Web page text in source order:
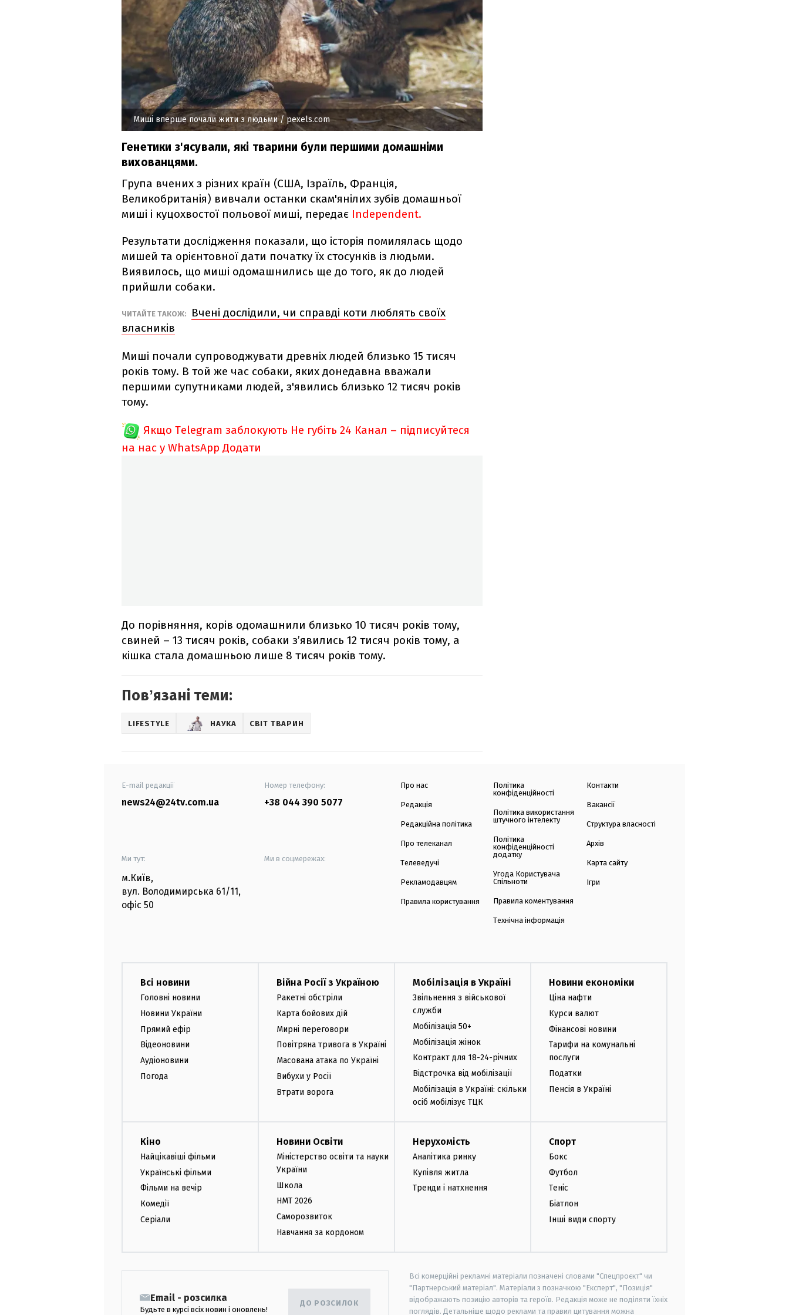
Миші вперше почали жити з людьми/ pexels.com
Генетики з'ясували, які тварини були першими домашніми
вихованцями.
Група вчених з різних країн (США, Ізраїль, Франція,
Великобританія) вивчали останки скам'янілих зубів домашньої
миші і куцохвостої польової миші, передає Іndependent.
Результати дослідження показали, що історія помилялась щодо
мишей та орієнтовної дати початку їх стосунків із людьми.
Виявилось, що миші одомашнились ще до того, як до людей
прийшли собаки.
ЧИТАЙТЕ ТАКОЖ:
Вчені дослідили, чи справді коти люблять своїх
власників
Миші почали супроводжувати древніх людей близько 15 тисяч
років тому. В той же час собаки, яких донедавна вважали
першими супутниками людей, з'явились близько 12 тисяч років
тому.
Якщо Telegram заблокують Не губіть 24 Канал – підписуйтеся
на нас у WhatsApp Додати
До порівняння, корів одомашнили близько 10 тисяч років тому,
свиней – 13 тисяч років, собаки з’явились 12 тисяч років тому, а
кішка стала домашньою лише 8 тисяч років тому.
Повʼязані теми:
LIFESTYLE НАУКА СВІТ ТВАРИН
E-mail редакції
news24@24tv.com.ua
Номер телефону:
+38 044 390 5077
Ми тут:
м.Київ,
вул. Володимирська 61/11,
офіс 50
Ми в соцмережах:
Про нас
Редакція
Редакційна політика
Про телеканал
Телеведучі
Рекламодавцям
Правила користування
Політика
конфіденційності
Політика використання
штучного інтелекту
Політика
конфіденційності
додатку
Угода Користувача
Спільноти
Правила коментування
Технічна інформація
Контакти
Вакансії
Структура власності
Архів
Карта сайту
Ігри
Всі новини
Головні новини
Новини України
Прямий ефір
Відеоновини
Аудіоновини
Погода
Війна Росії з Україною
Ракетні обстріли
Карта бойових дій
Мирні переговори
Повітряна тривога в Україні
Масована атака по Україні
Вибухи у Росії
Втрати ворога
Мобілізація в Україні
Звільнення з військової
служби
Мобілізація 50+
Мобілізація жінок
Контракт для 18-24-річних
Відстрочка від мобілізації
Мобілізація в Україні: скільки
осіб мобілізує ТЦК
Новини економіки
Ціна нафти
Курси валют
Фінансові новини
Тарифи на комунальні
послуги
Податки
Пенсія в Україні
Кіно
Найцікавіші фільми
Українські фільми
Фільми на вечір
Комедії
Серіали
Новини Освіти
Міністерство освіти та науки
України
Школа
НМТ 2026
Саморозвиток
Навчання за кордоном
Нерухомість
Аналітика ринку
Купівля житла
Тренди і натхнення
Спорт
Бокс
Футбол
Теніс
Біатлон
Інші види спорту
Email - розсилка
Будьте в курсі всіх новин і оновлень!
ДО РОЗСИЛОК
Всі комерційні рекламні матеріали позначені словами "Спецпроєкт" чи
"Партнерський матеріал". Матеріали з позначкою "Експерт", "Позиція"
відображають позицію авторів та героїв. Редакція може не поділяти їхніх
поглядів. Детальніше щодо реклами та правил цитування можна